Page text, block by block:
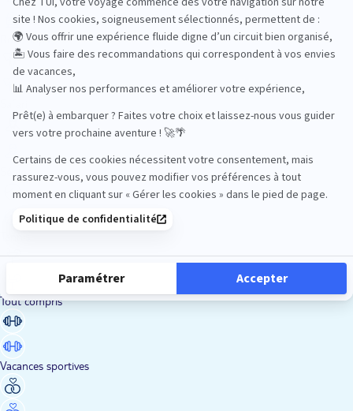
Road Trips
Sénior
Tout compris
Vacances sportives